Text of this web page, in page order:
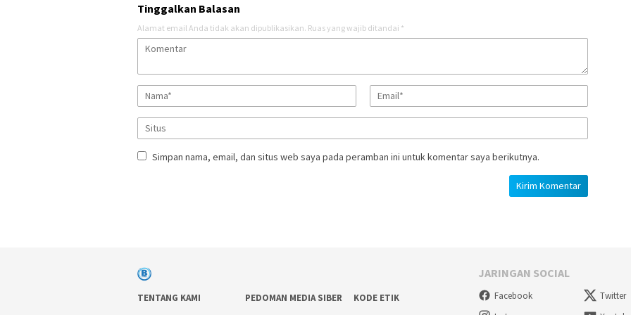
Tinggalkan Balasan
Alamat email Anda tidak akan dipublikasikan. Ruas yang wajib ditandai *
Simpan nama, email, dan situs web saya pada peramban ini untuk komentar saya berikutnya.
TENTANG KAMI PEDOMAN MEDIA SIBER
KODE ETIK
JARINGAN SOCIAL
Facebook Twitter